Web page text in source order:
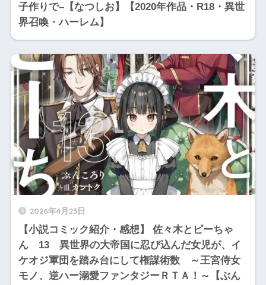
子作りで–【なつしお】【2020年作品・R18・異世
界召喚・ハーレム】
2026年4月23日
【小説コミック紹介・感想】 佐々木とピーちゃ
ん 13 異世界の大帝国に忍び込んだ女児が、イ
ケオジ軍団を踏み台にして権謀術数 ～王宮侍女
モノ、逆ハー溺愛ファンタジーＲＴＡ！～【ぶん